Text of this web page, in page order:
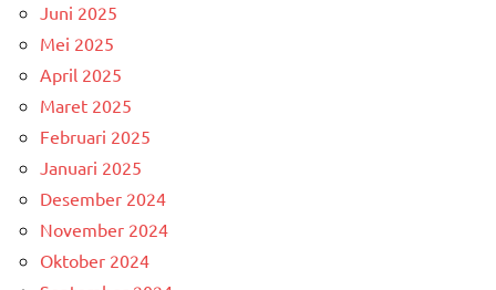
Juni 2025
Mei 2025
April 2025
Maret 2025
Februari 2025
Januari 2025
Desember 2024
November 2024
Oktober 2024